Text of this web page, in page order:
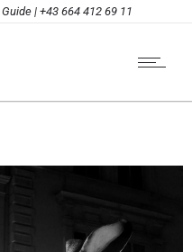
| +43 664 412 69 11